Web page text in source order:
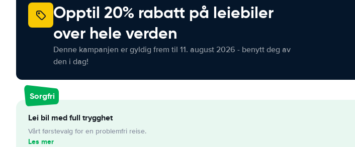
Opptil 20% rabatt på leiebiler
over hele verden
Denne kampanjen er gyldig frem til 11. august 2026 - benytt deg av
den i dag!
Sorgfri
Lei bil med full trygghet
Vårt førstevalg for en problemfri reise.
Les mer